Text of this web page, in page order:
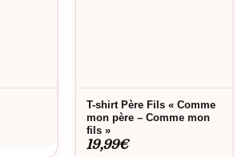
T-shirt Père Fils « Comme
mon père – Comme mon
fils »
19,99€